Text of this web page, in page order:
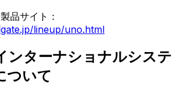
品サイト：
lineup/uno.html
ンターナショナルシステ
ついて